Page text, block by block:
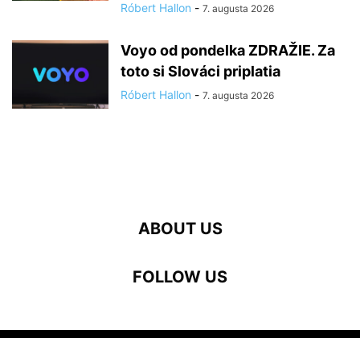
Róbert Hallon - 7. augusta 2026
Voyo od pondelka ZDRAŽIE. Za
toto si Slováci priplatia
Róbert Hallon - 7. augusta 2026
ABOUT US
FOLLOW US